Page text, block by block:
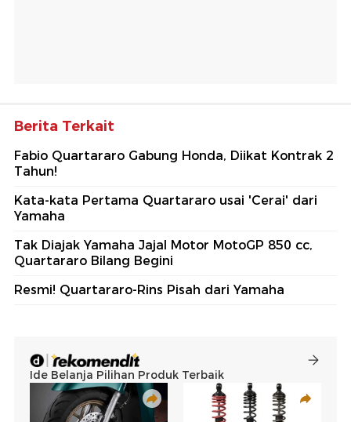
Berita Terkait
Fabio Quartararo Gabung Honda, Diikat Kontrak 2
Tahun!
Kata-kata Pertama Quartararo usai 'Cerai' dari
Yamaha
Tak Diajak Yamaha Jajal Motor MotoGP 850 cc,
Quartararo Bilang Begini
Resmi! Quartararo-Rins Pisah dari Yamaha